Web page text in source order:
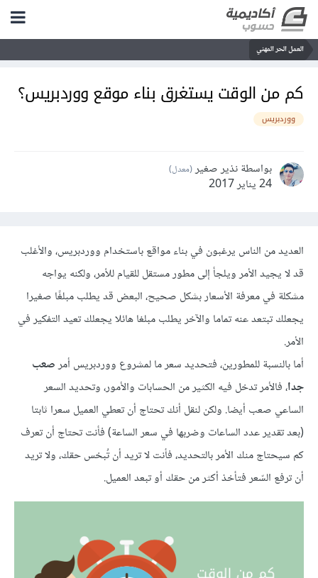
العمل الحر المهني
كم من الوقت يستغرق بناء موقع ووردبريس؟
ووردبريس
بواسطة نذير صغير(معدل)
24 يناير 2017
العديد من الناس يرغبون في بناء مواقع باستخدام ووردبريس، والأغلب
قد لا يجيد الأمر ويلجأ إلى مطور مستقل للقيام للأمر، ولكنه يواجه
مشكلة في معرفة الأسعار بشكل صحيح، البعض قد يطلب مبلغًا صغيرا
يجعلك تبتعد عنه تماما والآخر يطلب مبلغا هائلا يجعلك تعيد التفكير في
الأمر.
أما بالنسبة للمطورين، فتحديد سعر ما لمشروع ووردبريس أمرصعب
جدا، فالأمر تدخل فيه الكثير من الحسابات والأمور، وتحديد السعر
الساعي صعب أيضا. ولكن لنقل أنك تحتاج أن تعطي العميل سعرا ثابتا
(بعد تقدير عدد الساعات وضربها في سعر الساعة) فأنت تحتاج أن تعرف
كم سيحتاج منك الأمر بالتحديد، فأنت لا تريد أن تُبخس حقك، ولا تريد
أن ترفع السّعر فتأخذ أكثر من حقك أو تبعد العميل.